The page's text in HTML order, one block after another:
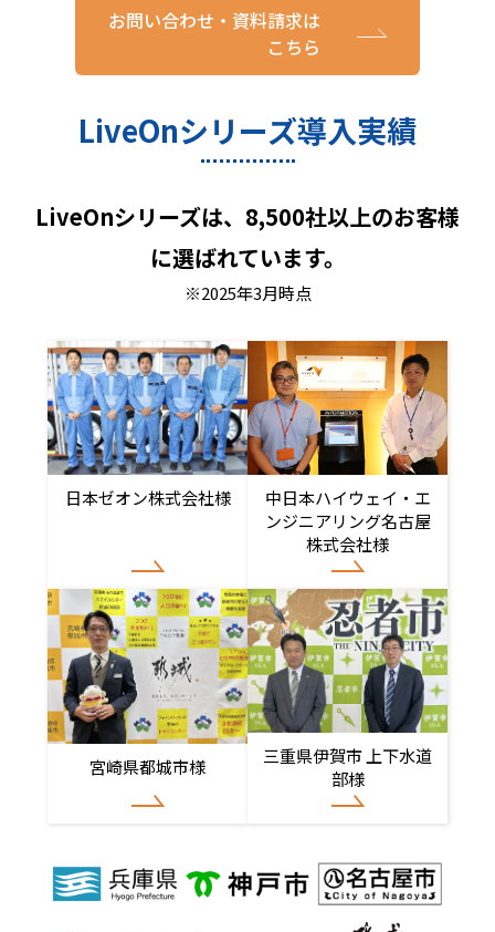
お問い合わせ・資料請求は
こちら
LiveOnシリーズ導入実績
LiveOnシリーズは、8,500社以上のお客様
に選ばれています。
※2025年3月時点
日本ゼオン株式会社様
中日本ハイウェイ・エ
ンジニアリング名古屋
株式会社様
宮崎県都城市様
三重県伊賀市 上下水道
部様